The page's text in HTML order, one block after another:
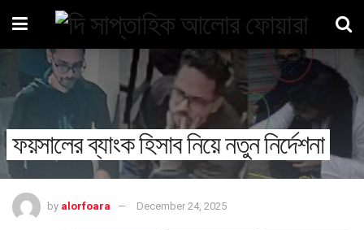
ফয়সালের ব্যাংক হিসাব নিয়ে নতুন নির্দেশনা
by alorfoara December 24, 2025